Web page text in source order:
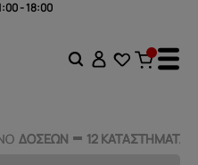
- 18:00
ΔΟΣΕΩΝ 12 ΚΑΤΑΣΤΗΜΑΤΑ
ΔΟΣΕΩΝ 12 ΚΑΤΑΣΤΗΜΑΤΑ